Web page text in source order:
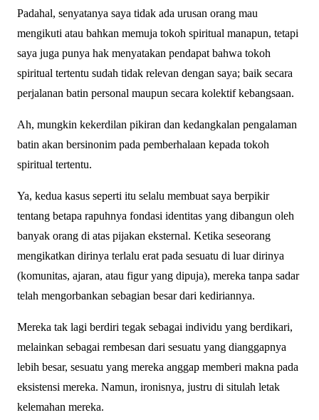
Padahal, senyatanya saya tidak ada urusan orang mau
mengikuti atau bahkan memuja tokoh spiritual manapun, tetapi
saya juga punya hak menyatakan pendapat bahwa tokoh
spiritual tertentu sudah tidak relevan dengan saya; baik secara
perjalanan batin personal maupun secara kolektif kebangsaan.
Ah, mungkin kekerdilan pikiran dan kedangkalan pengalaman
batin akan bersinonim pada pemberhalaan kepada tokoh
spiritual tertentu.
Ya, kedua kasus seperti itu selalu membuat saya berpikir
tentang betapa rapuhnya fondasi identitas yang dibangun oleh
banyak orang di atas pijakan eksternal. Ketika seseorang
mengikatkan dirinya terlalu erat pada sesuatu di luar dirinya
(komunitas, ajaran, atau figur yang dipuja), mereka tanpa sadar
telah mengorbankan sebagian besar dari kediriannya.
Mereka tak lagi berdiri tegak sebagai individu yang berdikari,
melainkan sebagai rembesan dari sesuatu yang dianggapnya
lebih besar, sesuatu yang mereka anggap memberi makna pada
eksistensi mereka. Namun, ironisnya, justru di situlah letak
kelemahan mereka.